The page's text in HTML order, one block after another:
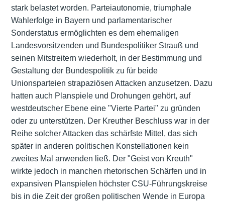
stark belastet worden. Parteiautonomie, triumphale
Wahlerfolge in Bayern und parlamentarischer
Sonderstatus ermöglichten es dem ehemaligen
Landesvorsitzenden und Bundespolitiker Strauß und
seinen Mitstreitern wiederholt, in der Bestimmung und
Gestaltung der Bundespolitik zu für beide
Unionsparteien strapaziösen Attacken anzusetzen. Dazu
hatten auch Planspiele und Drohungen gehört, auf
westdeutscher Ebene eine "Vierte Partei" zu gründen
oder zu unterstützen. Der Kreuther Beschluss war in der
Reihe solcher Attacken das schärfste Mittel, das sich
später in anderen politischen Konstellationen kein
zweites Mal anwenden ließ. Der "Geist von Kreuth"
wirkte jedoch in manchen rhetorischen Schärfen und in
expansiven Planspielen höchster CSU-Führungskreise
bis in die Zeit der großen politischen Wende in Europa